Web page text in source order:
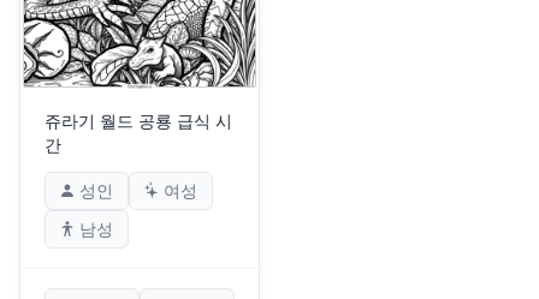
쥬라기 월드 공룡 급식 시
간
성인
여성
남성